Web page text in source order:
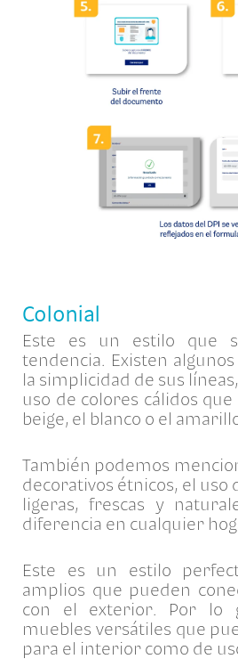
Colonial
Este es un estilo que
tendencia. Existen
la simplicidad de sus
uso de colores cálidos
beige, el blanco o el
También podemos
decorativos étnicos, el uso
ligeras, frescas y
diferencia en cualquier
Este es un estilo
amplios que pueden
con el exterior. Por lo
muebles versátiles que
para el interior como de